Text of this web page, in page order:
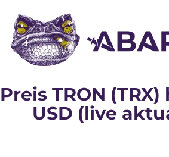
Preis TRON
USD (live